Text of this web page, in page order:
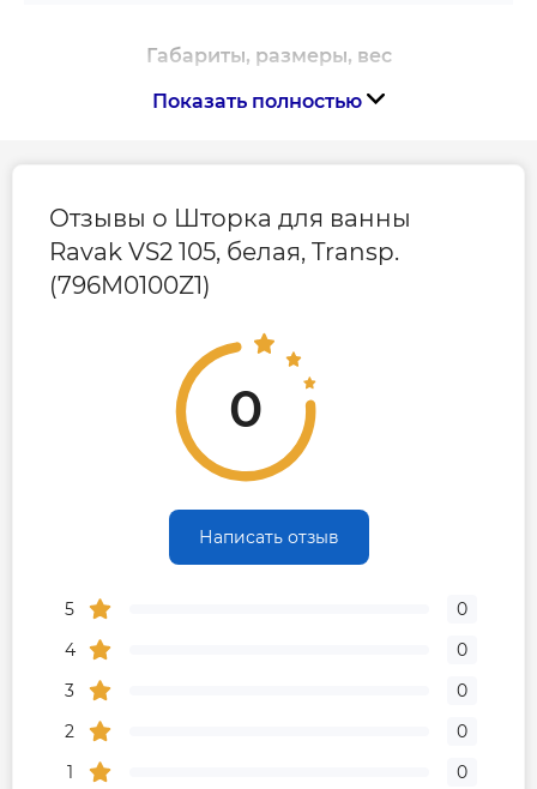
Габариты, размеры, вес
Показать полностью
Отзывы о Шторка для ванны
Ravak VS2 105, белая, Transp.
(796M0100Z1)
0
Написать отзыв
5
0
4
0
3
0
2
0
1
0